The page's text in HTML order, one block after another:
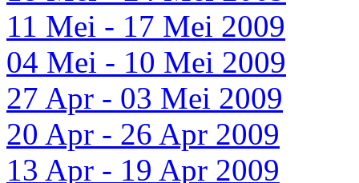
11 Mei - 17 Mei 2009
04 Mei - 10 Mei 2009
27 Apr - 03 Mei 2009
20 Apr - 26 Apr 2009
13 Apr - 19 Apr 2009